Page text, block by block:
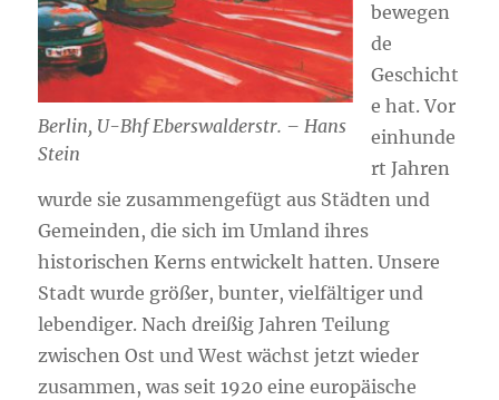
Berlin, U-Bhf Eberswalderstr. – Hans
Stein
bewegen
de
Geschicht
e hat. Vor
einhunde
rt Jahren
wurde sie zusammengefügt aus Städten und
Gemeinden, die sich im Umland ihres
historischen Kerns entwickelt hatten. Unsere
Stadt wurde größer, bunter, vielfältiger und
lebendiger. Nach dreißig Jahren Teilung
zwischen Ost und West wächst jetzt wieder
zusammen, was seit 1920 eine europäische